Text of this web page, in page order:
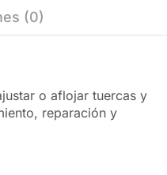
(0)
o aflojar tuercas y
reparación y